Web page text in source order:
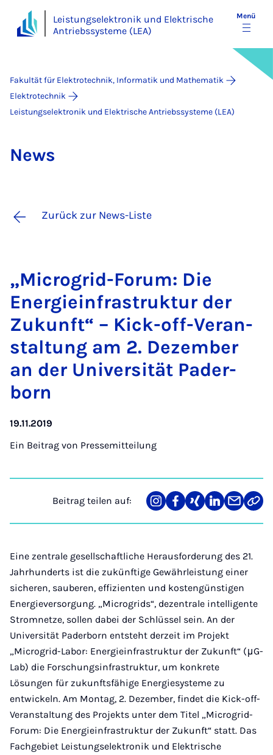
Leistungselektronik und Elektrische
Antriebssysteme (LEA)
Menü
Fakultät für Elektrotechnik, Informatik und Mathematik
Elektrotechnik
Leistungselektronik und Elektrische Antriebssysteme (LEA)
News
Zurück zur News-Liste
„Mi­cro­grid-Fo­rum: Die
Ener­gi­ein­fra­s­truk­tur der
Zu­kunft“ – Kick-off-Ver­an­
stal­tung am 2. De­zem­ber
an der Uni­ver­si­tät Pa­der­
born
19.11.2019
Ein Beitrag von Pressemitteilung
Beitrag teilen auf:
Teilen
auf
Teilen
auf
Teilen
auf
Teilen
auf
Teilen
über
Mail
Link
Eine zentrale gesellschaftliche Herausforderung des 21.
Jahrhunderts ist die zukünftige Gewährleistung einer
sicheren, sauberen, effizienten und kostengünstigen
Energieversorgung. „Microgrids“, dezentrale intelligente
Stromnetze, sollen dabei der Schlüssel sein. An der
Universität Paderborn entsteht derzeit im Projekt
„Microgrid-Labor: Energieinfrastruktur der Zukunft“ (μG-
Lab) die Forschungsinfrastruktur, um konkrete
Lösungen für zukunftsfähige Energiesysteme zu
entwickeln. Am Montag, 2. Dezember, findet die Kick-off-
Veranstaltung des Projekts unter dem Titel „Microgrid-
Forum: Die Energieinfrastruktur der Zukunft“ statt. Das
Fachgebiet Leistungselektronik und Elektrische